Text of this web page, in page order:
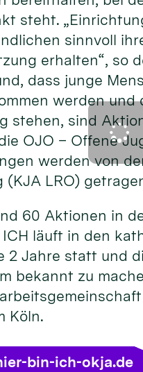
steht.
sinnvoll
erhalten“, so
dass junge
werden
stehen, sind
OJO – Offene
werden von
(KJA LRO)
60 Aktionen in
ICH läuft in den
2 Jahre statt und
bekannt zu
Köln.
bin-ich-okja.de